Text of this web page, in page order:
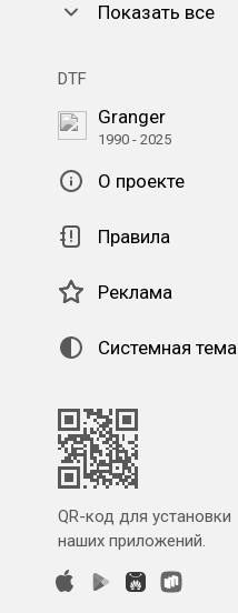
Показать все
DTF
Granger
1990 - 2025
О проекте
Правила
Реклама
Системная тема
QR-код для установки
наших приложений.